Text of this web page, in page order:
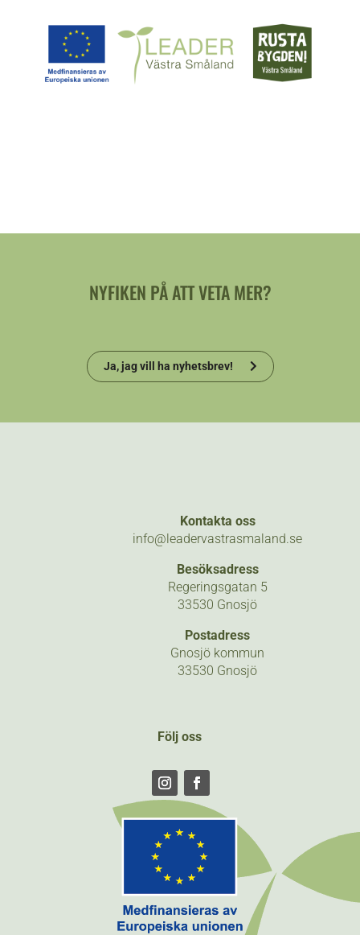
NYFIKEN PÅ ATT VETA MER?
Ja, jag vill ha nyhetsbrev!
Kontakta oss
info@leadervastrasmaland.se
Besöksadress
Regeringsgatan 5
33530 Gnosjö
Postadress
Gnosjö kommun
33530 Gnosjö
Följ oss
Följ Följ